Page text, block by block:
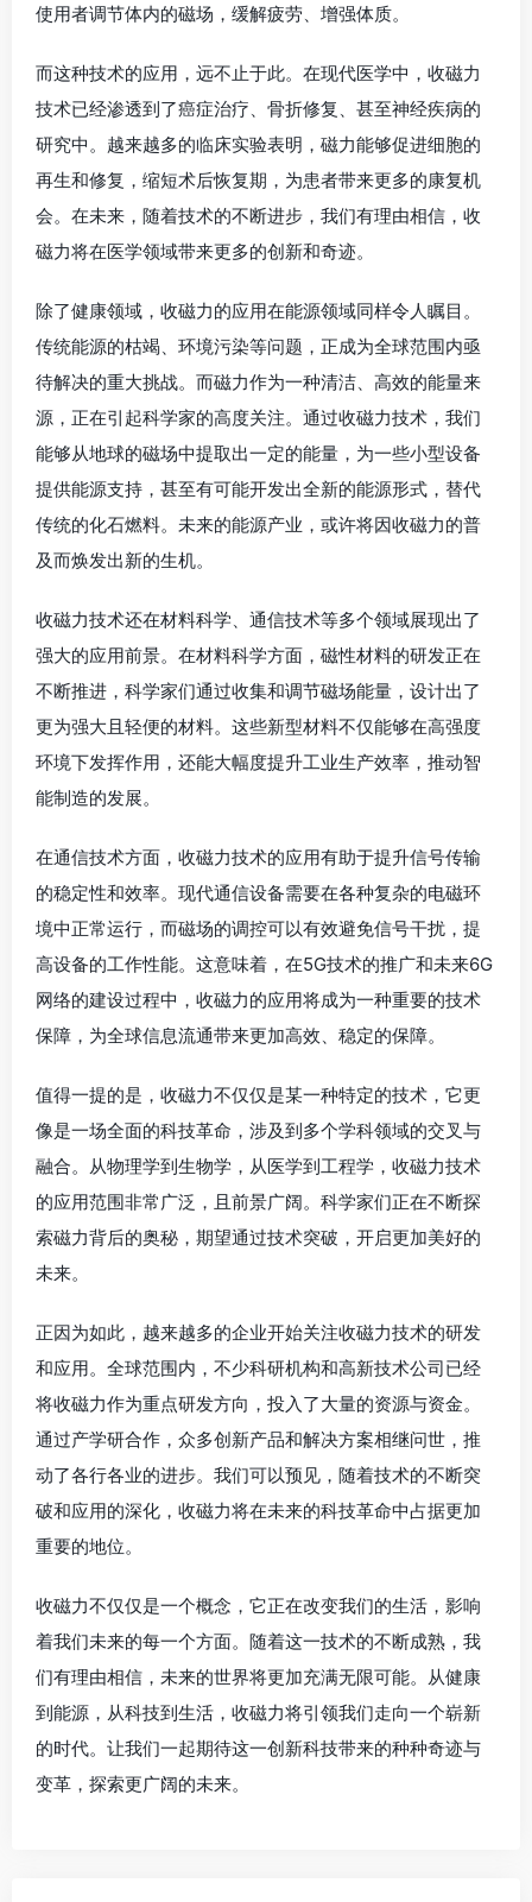
使用者调节体内的磁场，缓解疲劳、增强体质。
而这种技术的应用，远不止于此。在现代医学中，收磁力
技术已经渗透到了癌症治疗、骨折修复、甚至神经疾病的
研究中。越来越多的临床实验表明，磁力能够促进细胞的
再生和修复，缩短术后恢复期，为患者带来更多的康复机
会。在未来，随着技术的不断进步，我们有理由相信，收
磁力将在医学领域带来更多的创新和奇迹。
除了健康领域，收磁力的应用在能源领域同样令人瞩目。
传统能源的枯竭、环境污染等问题，正成为全球范围内亟
待解决的重大挑战。而磁力作为一种清洁、高效的能量来
源，正在引起科学家的高度关注。通过收磁力技术，我们
能够从地球的磁场中提取出一定的能量，为一些小型设备
提供能源支持，甚至有可能开发出全新的能源形式，替代
传统的化石燃料。未来的能源产业，或许将因收磁力的普
及而焕发出新的生机。
收磁力技术还在材料科学、通信技术等多个领域展现出了
强大的应用前景。在材料科学方面，磁性材料的研发正在
不断推进，科学家们通过收集和调节磁场能量，设计出了
更为强大且轻便的材料。这些新型材料不仅能够在高强度
环境下发挥作用，还能大幅度提升工业生产效率，推动智
能制造的发展。
在通信技术方面，收磁力技术的应用有助于提升信号传输
的稳定性和效率。现代通信设备需要在各种复杂的电磁环
境中正常运行，而磁场的调控可以有效避免信号干扰，提
高设备的工作性能。这意味着，在5G技术的推广和未来6G
网络的建设过程中，收磁力的应用将成为一种重要的技术
保障，为全球信息流通带来更加高效、稳定的保障。
值得一提的是，收磁力不仅仅是某一种特定的技术，它更
像是一场全面的科技革命，涉及到多个学科领域的交叉与
融合。从物理学到生物学，从医学到工程学，收磁力技术
的应用范围非常广泛，且前景广阔。科学家们正在不断探
索磁力背后的奥秘，期望通过技术突破，开启更加美好的
未来。
正因为如此，越来越多的企业开始关注收磁力技术的研发
和应用。全球范围内，不少科研机构和高新技术公司已经
将收磁力作为重点研发方向，投入了大量的资源与资金。
通过产学研合作，众多创新产品和解决方案相继问世，推
动了各行各业的进步。我们可以预见，随着技术的不断突
破和应用的深化，收磁力将在未来的科技革命中占据更加
重要的地位。
收磁力不仅仅是一个概念，它正在改变我们的生活，影响
着我们未来的每一个方面。随着这一技术的不断成熟，我
们有理由相信，未来的世界将更加充满无限可能。从健康
到能源，从科技到生活，收磁力将引领我们走向一个崭新
的时代。让我们一起期待这一创新科技带来的种种奇迹与
变革，探索更广阔的未来。